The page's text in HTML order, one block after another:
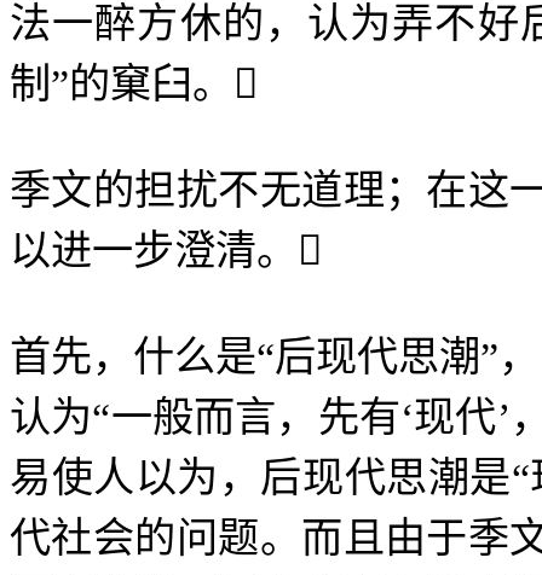
法一醉方休的，认为弄不好
制 ”的窠臼。 
季文的担扰不无道理；在这
以进一步澄清。 
首先，什么是“后现代思潮”
认为“一般而言，先有‘现代’
易使人以为，后现代思潮是“
代社会的问题。而且由于季